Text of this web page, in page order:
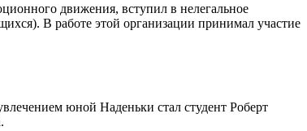
движения, вступил в нелегальное
В работе этой организации принимал участие
юной Наденьки стал студент Роберт